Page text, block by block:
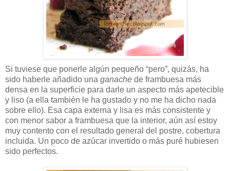
Si tuviese que ponerle algún pequeño “pero”, quizás, ha
sido haberle añadido una ganache de frambuesa más
densa en la superficie para darle un aspecto más apetecible
y liso (a ella también le ha gustado y no me ha dicho nada
sobre ello). Esa capa externa y lisa es más consistente y
con menor sabor a frambuesa que la interior, aún así estoy
muy contento con el resultado general del postre, cobertura
incluida. Un poco de azúcar invertido o más puré hubiesen
sido perfectos.